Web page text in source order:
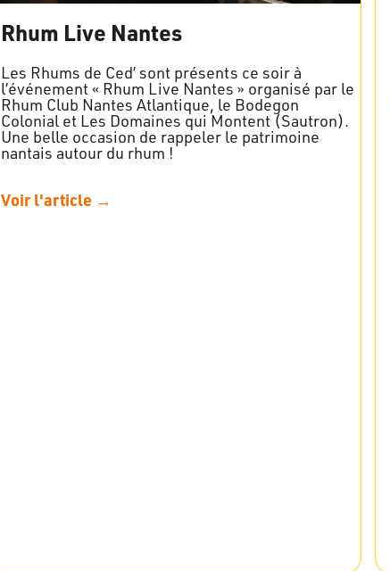
Rhum Live Nantes
Les Rhums de Ced’ sont présents ce soir à
l’événement « Rhum Live Nantes » organisé par le
Rhum Club Nantes Atlantique, le Bodegon
Colonial et Les Domaines qui Montent (Sautron).
Une belle occasion de rappeler le patrimoine
nantais autour du rhum !
Voir l'article →